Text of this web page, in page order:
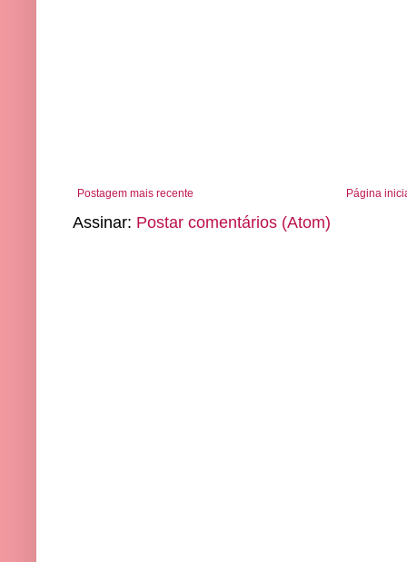
Postagem mais recente Página
Assinar: Postar comentários (Atom)